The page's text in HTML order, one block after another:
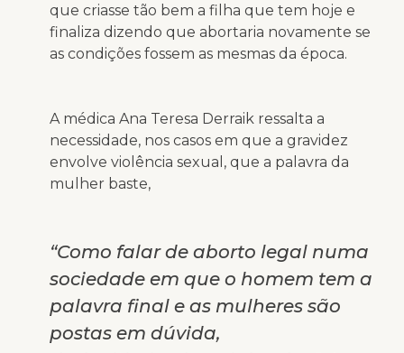
que criasse tão bem a filha que tem hoje e
finaliza dizendo que abortaria novamente se
as condições fossem as mesmas da época.
A médica Ana Teresa Derraik ressalta a
necessidade, nos casos em que a gravidez
envolve violência sexual, que a palavra da
mulher baste,
“Como falar de aborto legal numa
sociedade em que o homem tem a
palavra final e as mulheres são
postas em dúvida,